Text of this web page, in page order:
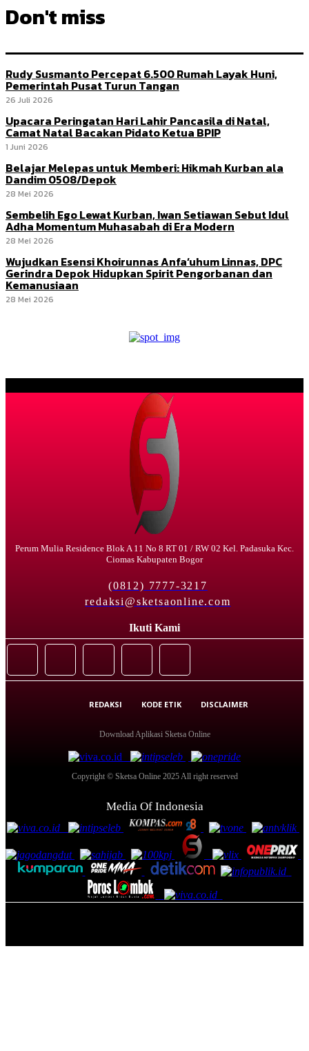
Don't miss
Rudy Susmanto Percepat 6.500 Rumah Layak Huni,
Pemerintah Pusat Turun Tangan
26 Juli 2026
Upacara Peringatan Hari Lahir Pancasila di Natal,
Camat Natal Bacakan Pidato Ketua BPIP
1 Juni 2026
Belajar Melepas untuk Memberi: Hikmah Kurban ala
Dandim 0508/Depok
28 Mei 2026
Sembelih Ego Lewat Kurban, Iwan Setiawan Sebut Idul
Adha Momentum Muhasabah di Era Modern
28 Mei 2026
Wujudkan Esensi Khoirunnas Anfa’uhum Linnas, DPC
Gerindra Depok Hidupkan Spirit Pengorbanan dan
Kemanusiaan
28 Mei 2026
Perum Mulia Residence Blok A 11 No 8 RT 01 / RW 02 Kel. Padasuka Kec.
Ciomas Kabupaten Bogor
(0812) 7777-3217
redaksi@sketsaonline.com
Ikuti Kami
REDAKSI KODE ETIK DISCLAIMER
Download Aplikasi Sketsa Online
Copyright © Sketsa Online 2025 All right reserved
Media Of Indonesia